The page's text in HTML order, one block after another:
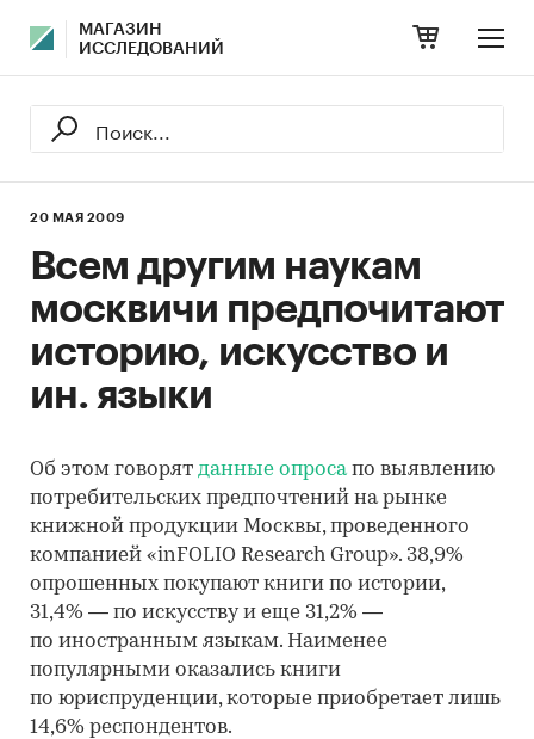
МАГАЗИН
ИССЛЕДОВАНИЙ
20 МАЯ 2009
Всем другим наукам
москвичи предпочитают
историю, искусство и
ин. языки
Об этом говорят данные опросапо выявлению
потребительских предпочтений на рынке
книжной продукции Москвы, проведенного
компанией «inFOLIO Research Group». 38,9%
опрошенных покупают книги по истории,
31,4% — по искусству и еще 31,2% —
по иностранным языкам. Наименее
популярными оказались книги
по юриспруденции, которые приобретает лишь
14,6% респондентов.